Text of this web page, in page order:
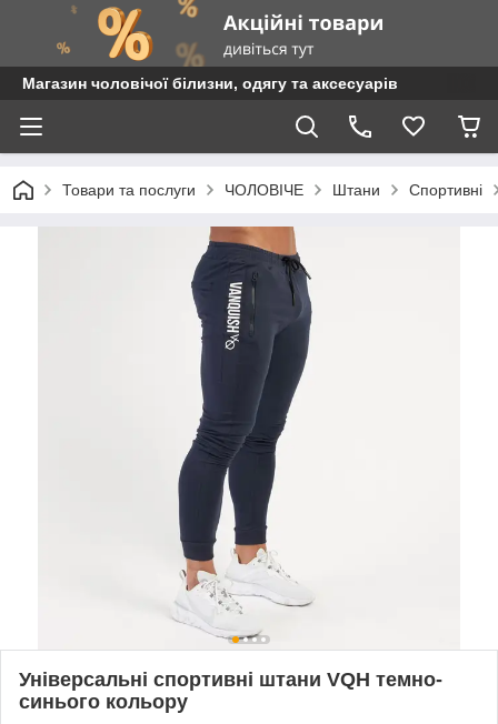
Магазин чоловічої білизни, одягу та аксесуарів
Товари та послуги ЧОЛОВІЧЕ Штани Спортивні
Універсальні спортивні штани VQH темно-
синього кольору